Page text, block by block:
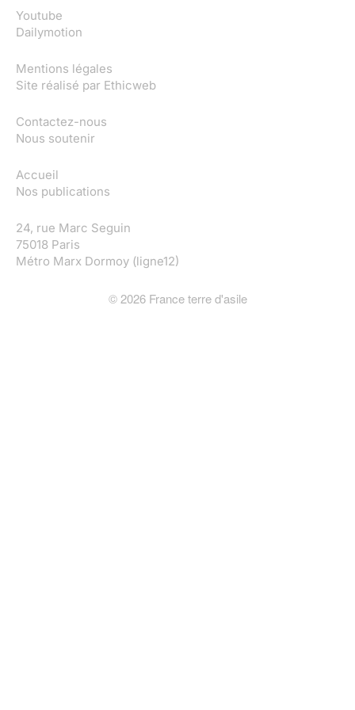
Youtube
Dailymotion
Mentions légales
Site réalisé par Ethicweb
Contactez-nous
Nous soutenir
Accueil
Nos publications
24, rue Marc Seguin
75018 Paris
Métro Marx Dormoy (ligne12)
©2026France terre d'asile